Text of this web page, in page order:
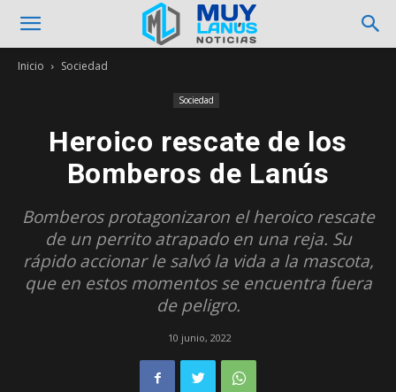
Inicio Sociedad
Sociedad
Heroico rescate de los
Bomberos de Lanús
Bomberos protagonizaron el heroico rescate
de un perrito atrapado en una reja. Su
rápido accionar le salvó la vida a la mascota,
que en estos momentos se encuentra fuera
de peligro.
10 junio, 2022